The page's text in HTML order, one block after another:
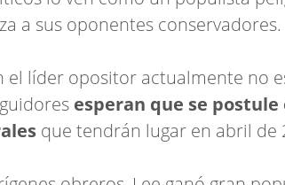
a sus oponentes conservadores.
el líder opositor actualmente no
esperan que se
que tendrán lugar en abril de